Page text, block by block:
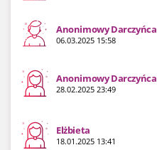
Anonimowy Darczyńca
06.03.2025 15:58
Anonimowy Darczyńca
28.02.2025 23:49
Elżbieta
18.01.2025 13:41